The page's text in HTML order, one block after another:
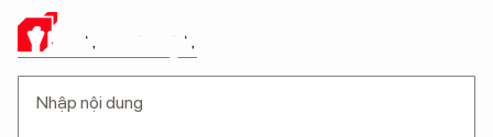
Ý KIẾN CỦA BẠN